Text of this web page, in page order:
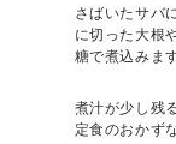
さばいたサバ
に切った大根
糖で煮込みます
煮汁が少し残
定食のおかず